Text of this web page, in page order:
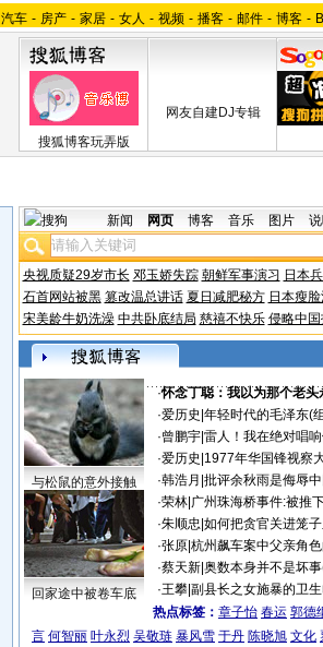
汽车 - 房产 - 家居 - 女人 - 视频 - 播客 - 邮件 - 博客 -
搜狐博客玩弄版
网友自建DJ专辑
新闻 网页 博客 音乐 图片
央视质疑29岁市长 邓玉娇失踪 朝鲜军事演习 日本
石首网站被黑 篡改温总讲话 夏日减肥秘方 日本瘦
宋美龄牛奶洗澡 中共卧底结局 慈禧不快乐 侵略中
与松鼠的意外接触
回家途中被卷车底
·怀念丁聪：我以为那个老头
·爱历史 年轻时代的毛泽东(
·曾鹏宇| 雷人！我在绝对唱
·爱历史 1977年华国锋视察
·韩浩月 批评余秋雨是侮辱中
·荣林| 广州珠海桥事件:被推
·朱顺忠 如何把贪官关进笼
·张原| 杭州飙车案中父亲角
·蔡天新| 奥数本身并不是坏
·王攀| 副县长之女施暴的卫
热点标签： 章子怡 春运 郭德
言 何智丽 叶永烈 吴敬琏 暴风雪 于丹 陈晓旭 文化